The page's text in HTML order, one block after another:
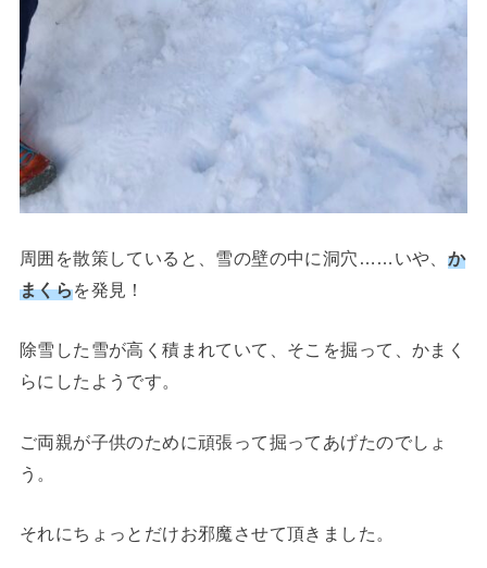
周囲を散策していると、雪の壁の中に洞穴……いや、 か
まくらを発見！
除雪した雪が高く積まれていて、そこを掘って、かまく
らにしたようです。
ご両親が子供のために頑張って掘ってあげたのでしょ
う。
それにちょっとだけお邪魔させて頂きました。